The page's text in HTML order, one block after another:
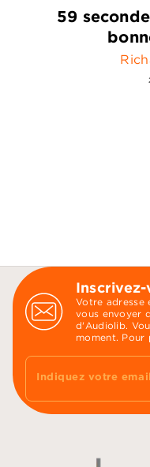
59
Votre adresse
vous envoyer
d'Audiolib.
moment. Pour
Indiquez votre email